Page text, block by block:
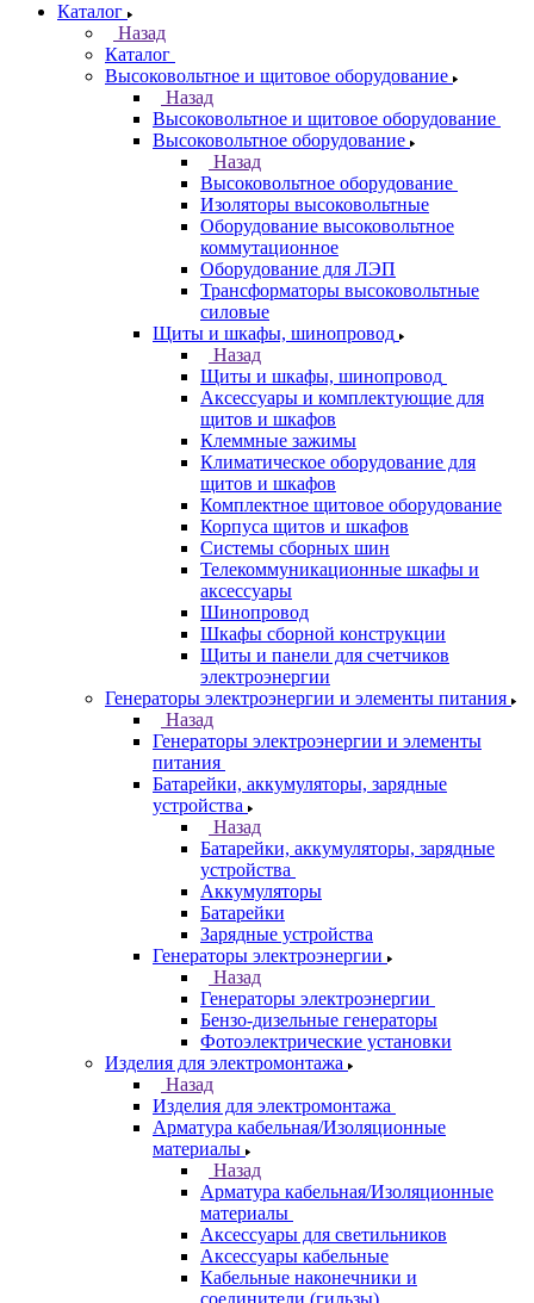
Каталог
Назад
Каталог
Высоковольтное и щитовое оборудование
Назад
Высоковольтное и щитовое оборудование
Высоковольтное оборудование
Назад
Высоковольтное оборудование
Изоляторы высоковольтные
Оборудование высоковольтное
коммутационное
Оборудование для ЛЭП
Трансформаторы высоковольтные
силовые
Щиты и шкафы, шинопровод
Назад
Щиты и шкафы, шинопровод
Аксессуары и комплектующие для
щитов и шкафов
Клеммные зажимы
Климатическое оборудование для
щитов и шкафов
Комплектное щитовое оборудование
Корпуса щитов и шкафов
Системы сборных шин
Телекоммуникационные шкафы и
аксессуары
Шинопровод
Шкафы сборной конструкции
Щиты и панели для счетчиков
электроэнергии
Генераторы электроэнергии и элементы питания
Назад
Генераторы электроэнергии и элементы
питания
Батарейки, аккумуляторы, зарядные
устройства
Назад
Батарейки, аккумуляторы, зарядные
устройства
Аккумуляторы
Батарейки
Зарядные устройства
Генераторы электроэнергии
Назад
Генераторы электроэнергии
Бензо-дизельные генераторы
Фотоэлектрические установки
Изделия для электромонтажа
Назад
Изделия для электромонтажа
Арматура кабельная/Изоляционные
материалы
Назад
Арматура кабельная/Изоляционные
материалы
Аксессуары для светильников
Аксессуары кабельные
Кабельные наконечники и
соединители (гильзы)